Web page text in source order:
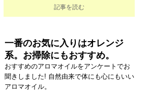
記事を読む
一番のお気に入りはオレンジ
系。お掃除にもおすすめ。
おすすめのアロマオイルをアンケートでお
聞きしました! 自然由来で体にも心にもいい
アロマオイル。